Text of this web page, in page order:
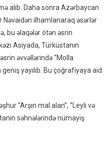
alıb. Daha sonra Azərbaycan
ilhamlanaraq əsərlər
bu əlaqələr ötən əsrin
Asiyada, Türküstanın
əvvəllərində “Molla
yayılıb. Bu çoğrafiyaya aid
“Arşın mal alan”, “Leyli və
səhnələrində nümayiş